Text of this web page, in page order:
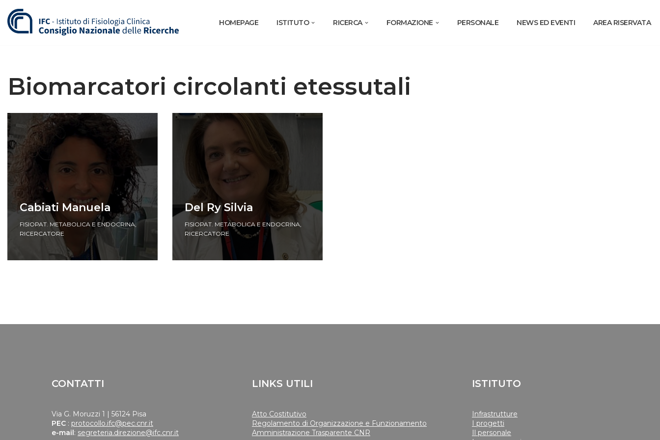
Vai
al
HOMEPAGE ISTITUTO RICERCA FORMAZIONE PERSONALE NEWS ED EVENTI AREA RISERVATA
Biomarcatori circolanti etessutali
Cabiati Manuela
FISIOPAT. METABOLICA E ENDOCRINA,
RICERCATORE
Del Ry Silvia
FISIOPAT. METABOLICA E ENDOCRINA,
RICERCATORE
CONTATTI
Via G. Moruzzi 1 | 56124 Pisa
PEC : protocollo.ifc@pec.cnr.it
e-mail: segreteria.direzione@ifc.cnr.it
LINKS UTILI
Atto Costitutivo
Regolamento di Organizzazione e Funzionamento
Amministrazione Trasparente CNR
ISTITUTO
Infrastrutture
I progetti
Il personale